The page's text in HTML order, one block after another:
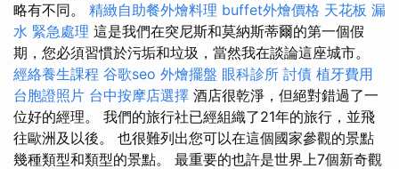
略有不同。 精緻自助餐外燴料理 buffet外燴價格 天花板 漏
水 緊急處理 這是我們在突尼斯和莫納斯蒂爾的第一個假
期，您必須習慣於污垢和垃圾，當然我在談論這座城市。
經絡養生課程 谷歌seo 外燴擺盤 眼科診所 討債 植牙費用
台胞證照片 台中按摩店選擇 酒店很乾淨，但絕對錯過了一
位好的經理。 我們的旅行社已經組織了21年的旅行，並飛
往歐洲及以後。 也很難列出您可以在這個國家參觀的景點
幾種類型和類型的景點。 最重要的也許是世界上7個新奇觀